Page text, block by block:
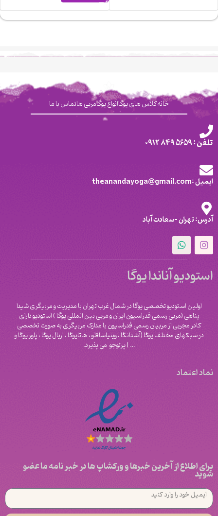
خانهکلاس های یوگاانواع یوگامربی هاتماس با ما
تلفن : 5659 849 0912
ایمیل :theanandayoga@gmail.com
آدرس: تهران -سعادت آباد
استودیو آناندا یوگا
اولین استودیو تخصصی یوگا در شمال غرب تهران با مدیریت و مربیگری شیدا
پناهی (مربی رسمی فدراسیون ایران و مربی بین المللی یوگا ) استودیو دارای
کادر مجربی از مربیان رسمی فدراسیون با مدارک مربیگری به صورت تخصصی
در سبکهای مختلف یوگا (آشتانگا ، وینیاسافلو ، هاتایوگا ، اریال یوگا ، پاور یوگا و
‌… ) پرتوجو می پذیرد.
نماد اعتماد
برای اطلاع از آخرین خبرها و ورکشاپ ها در خبر نامه ما عضو
شوید